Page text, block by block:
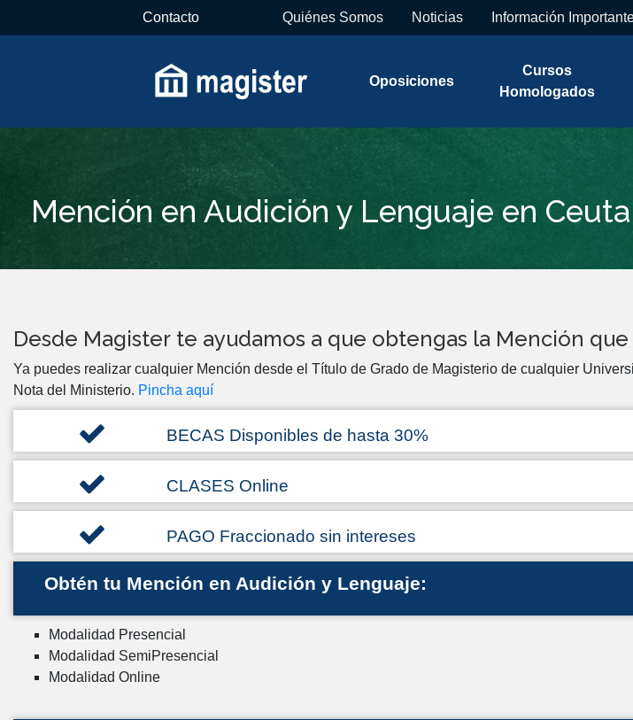
Contacto Quiénes Somos Noticias Información
Oposiciones
Cursos
Homologados
Mención en Audición y Lenguaje en Ceuta
Desde Magister te ayudamos a que obtengas la Mención
Ya puedes realizar cualquier Mención desde el Título de Grado de Magisterio de cualquier
Nota del Ministerio. Pincha aquí
BECAS Disponibles de hasta 30%
CLASES Online
PAGO Fraccionado sin intereses
Obtén tu Mención en Audición y Lenguaje:
Modalidad Presencial
Modalidad SemiPresencial
Modalidad Online